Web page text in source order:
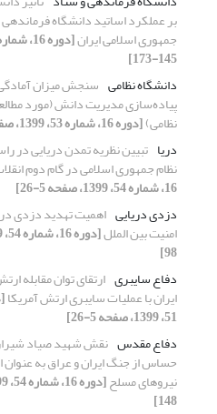
بر عملکرد اساتید دانشگاه
جمهوری اسلامی ایران
145-173]
دانشگاه نظامی سنجش میزان
پیاده‌سازی مدیریت دانش (مورد
نظامی)[دوره 16، شماره 53، 1399، صفحه 5-29]
دریا تبیین نظریه تمدن دریایی در
نظام جمهوری اسلامی در گام دوم
16، شماره 54، 1399، صفحه 5-26]
دزدی دریایی اهمیت تهدید دزدی
امنیت بین الملل
98]
دفاع سایبری ارتقای توان مقابله
ایران با عملیات سایبری ارتش آمریکا
51، 1399، صفحه 5-26]
دفاع مقدس نقش شهید صیاد
حساس از جنگ ایران و عراق به
نیروهای مسلح
148]